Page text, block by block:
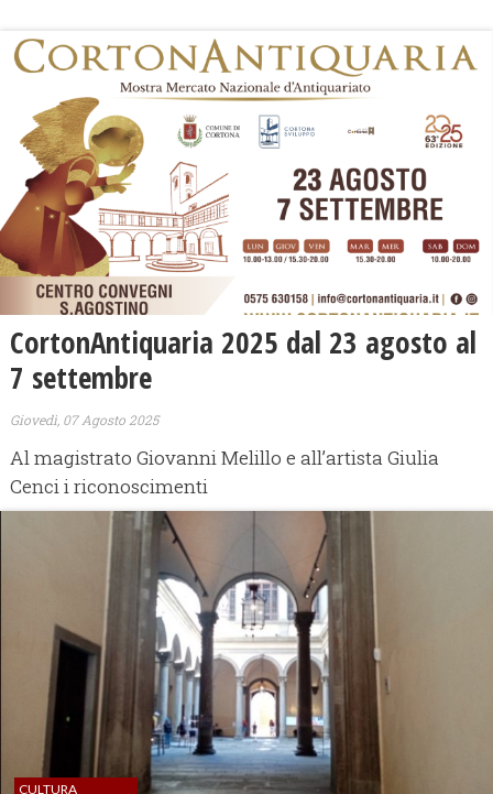
CortonAntiquaria 2025 dal 23 agosto al
7 settembre
Giovedì, 07 Agosto 2025
Al magistrato Giovanni Melillo e all’artista Giulia
Cenci i riconoscimenti
CULTURA